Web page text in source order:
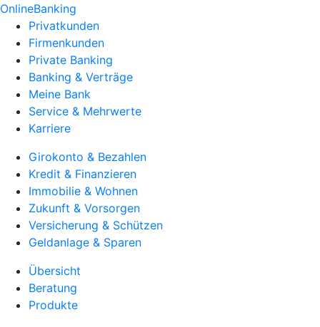
OnlineBanking
Privatkunden
Firmenkunden
Private Banking
Banking & Verträge
Meine Bank
Service & Mehrwerte
Karriere
Girokonto & Bezahlen
Kredit & Finanzieren
Immobilie & Wohnen
Zukunft & Vorsorgen
Versicherung & Schützen
Geldanlage & Sparen
Übersicht
Beratung
Produkte